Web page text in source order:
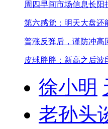
周四早间市场信息长阳
第六感觉：明天大盘还
普涨反弹后，谨防冲高
皮球胖胖：新高之后波
徐小明
老孙头